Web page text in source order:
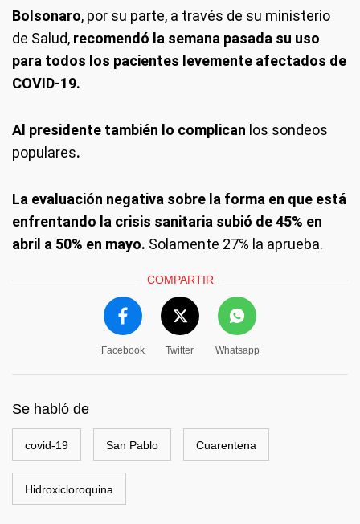
Bolsonaro, por su parte, a través de su ministerio
de Salud, recomendó la semana pasada su uso
para todos los pacientes levemente afectados de
COVID-19.
Al presidente también lo complican los sondeos
populares.
La evaluación negativa sobre la forma en que está
enfrentando la crisis sanitaria subió de 45% en
abril a 50% en mayo. Solamente 27% la aprueba.
COMPARTIR
Facebook Twitter Whatsapp
Se habló de
covid-19 San Pablo Cuarentena
Hidroxicloroquina